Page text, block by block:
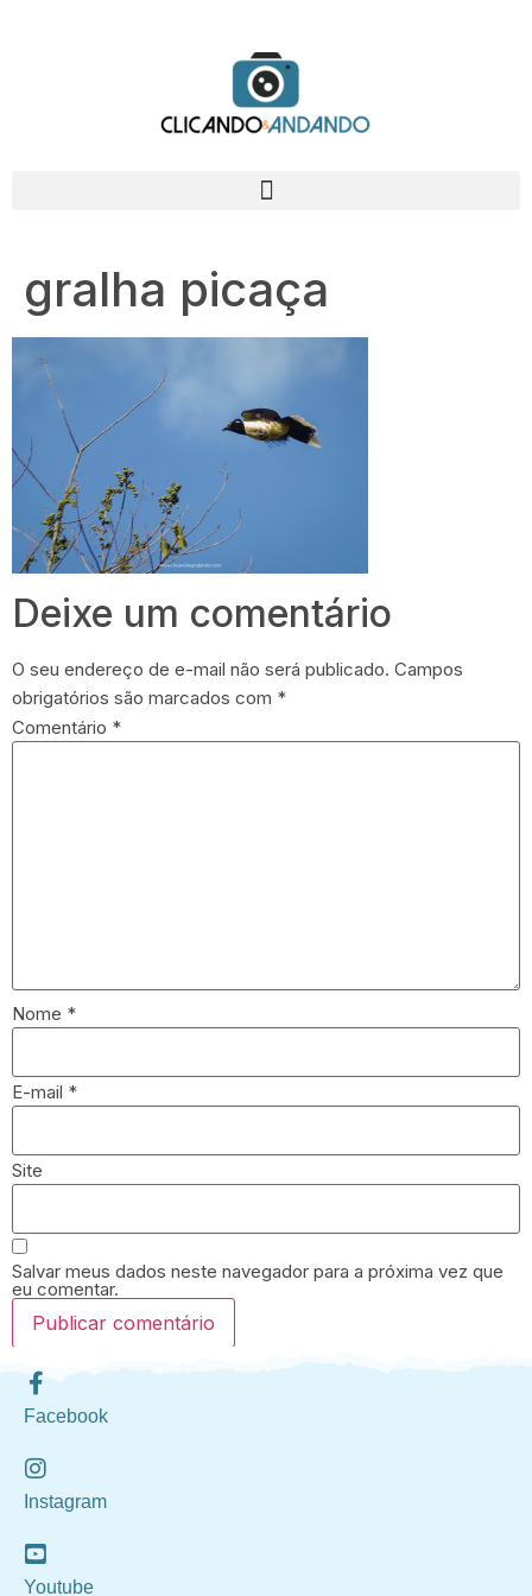
gralha picaça
Deixe um comentário
O seu endereço de e-mail não será publicado. Campos
obrigatórios são marcados com *
Comentário *
Nome *
E-mail *
Site
Salvar meus dados neste navegador para a próxima vez que
eu comentar.
Facebook
Instagram
Youtube